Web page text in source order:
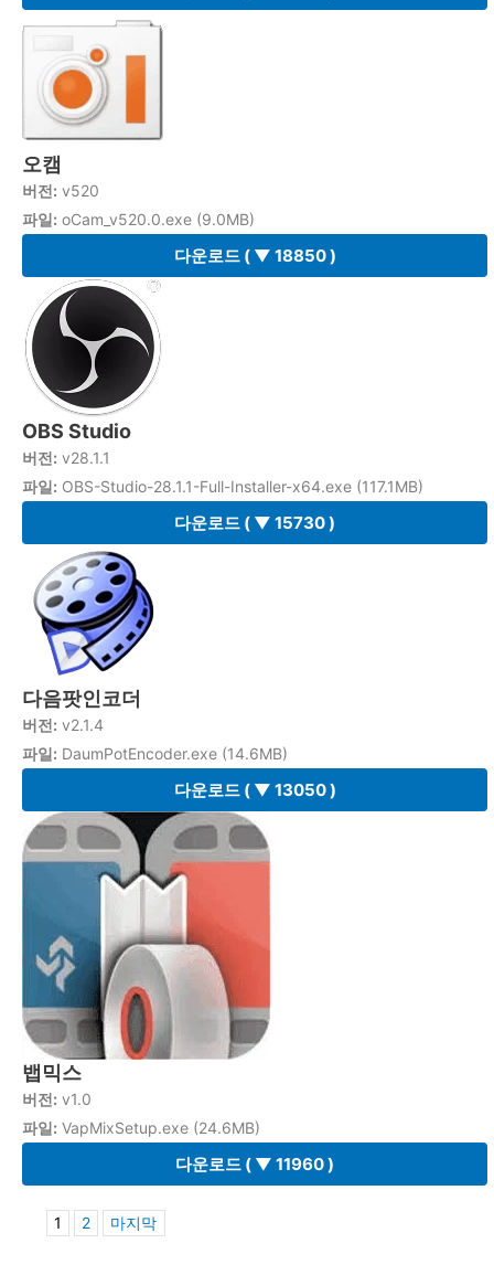
오캠
버전: v520
파일: oCam_v520.0.exe (9.0MB)
다운로드( ▼ 18850 )
OBS Studio
버전: v28.1.1
파일: OBS-Studio-28.1.1-Full-Installer-x64.exe (117.1MB)
다운로드 ( ▼ 15730 )
다음팟인코더
버전: v2.1.4
파일: DaumPotEncoder.exe (14.6MB)
다운로드( ▼ 13050 )
뱁믹스
버전: v1.0
파일: VapMixSetup.exe (24.6MB)
다운로드 ( ▼ 11960 )
1 2 마지막